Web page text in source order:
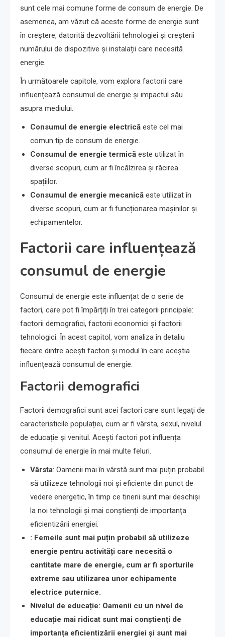
sunt cele mai comune forme de consum de energie. De
asemenea, am văzut că aceste forme de energie sunt
în creștere, datorită dezvoltării tehnologiei și creșterii
numărului de dispozitive și instalații care necesită
energie.
În următoarele capitole, vom explora factorii care
influențează consumul de energie și impactul său
asupra mediului.
Consumul de energie electrică este cel mai
comun tip de consum de energie.
Consumul de energie termică este utilizat în
diverse scopuri, cum ar fi încălzirea și răcirea
spațiilor.
Consumul de energie mecanică este utilizat în
diverse scopuri, cum ar fi funcționarea mașinilor și
echipamentelor.
Factorii care influențează
consumul de energie
Consumul de energie este influențat de o serie de
factori, care pot fi împărțiți în trei categorii principale:
factorii demografici, factorii economici și factorii
tehnologici. În acest capitol, vom analiza în detaliu
fiecare dintre acești factori și modul în care aceștia
influențează consumul de energie.
Factorii demografici
Factorii demografici sunt acei factori care sunt legați de
caracteristicile populației, cum ar fi vârsta, sexul, nivelul
de educație și venitul. Acești factori pot influența
consumul de energie în mai multe feluri.
Vârsta: Oamenii mai în vârstă sunt mai puțin probabil
să utilizeze tehnologii noi și eficiente din punct de
vedere energetic, în timp ce tinerii sunt mai deschiși
la noi tehnologii și mai conștienți de importanța
eficientizării energiei.
: Femeile sunt mai puțin probabil să utilizeze
energie pentru activități care necesită o
cantitate mare de energie, cum ar fi sporturile
extreme sau utilizarea unor echipamente
electrice puternice.
Nivelul de educație: Oamenii cu un nivel de
educație mai ridicat sunt mai conștienți de
importanța eficientizării energiei și sunt mai